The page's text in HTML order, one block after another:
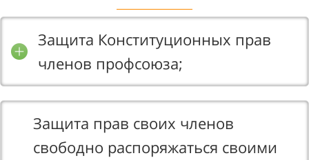
Защита Конституционных прав
членов профсоюза;
Защита прав своих членов
свободно распоряжаться своими